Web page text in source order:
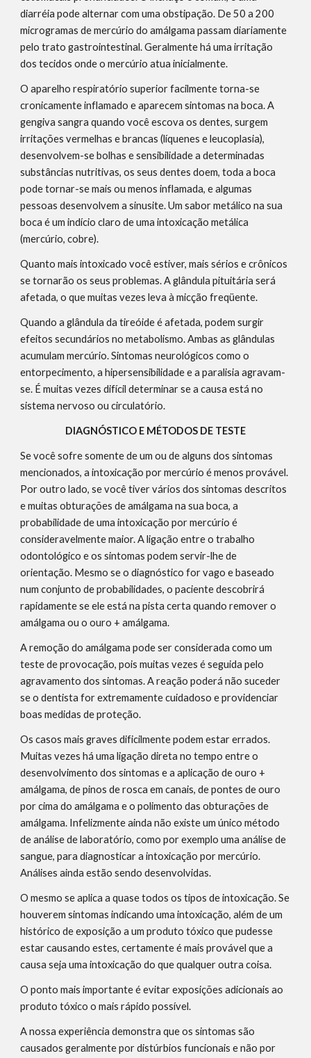
diarréia pode alternar com uma obstipação. De 50 a 200
microgramas de mercúrio do amálgama passam diariamente
pelo trato gastrointestinal. Geralmente há uma irritação
dos tecidos onde o mercúrio atua inicialmente.
O aparelho respiratório superior facilmente torna-se
cronicamente inflamado e aparecem sintomas na boca. A
gengiva sangra quando você escova os dentes, surgem
irritações vermelhas e brancas (líquenes e leucoplasia),
desenvolvem-se bolhas e sensibilidade a determinadas
substâncias nutritivas, os seus dentes doem, toda a boca
pode tornar-se mais ou menos inflamada, e algumas
pessoas desenvolvem a sinusite. Um sabor metálico na sua
boca é um indício claro de uma intoxicação metálica
(mercúrio, cobre).
Quanto mais intoxicado você estiver, mais sérios e crônicos
se tornarão os seus problemas. A glândula pituitária será
afetada, o que muitas vezes leva à micção freqüente.
Quando a glândula da tireóide é afetada, podem surgir
efeitos secundários no metabolismo. Ambas as glândulas
acumulam mercúrio. Sintomas neurológicos como o
entorpecimento, a hipersensibilidade e a paralisia agravam-
se. É muitas vezes difícil determinar se a causa está no
sistema nervoso ou circulatório.
DIAGNÓSTICO E MÉTODOS DE TESTE
Se você sofre somente de um ou de alguns dos sintomas
mencionados, a intoxicação por mercúrio é menos provável.
Por outro lado, se você tiver vários dos sintomas descritos
e muitas obturações de amálgama na sua boca, a
probabilidade de uma intoxicação por mercúrio é
consideravelmente maior. A ligação entre o trabalho
odontológico e os sintomas podem servir-lhe de
orientação. Mesmo se o diagnóstico for vago e baseado
num conjunto de probabilidades, o paciente descobrirá
rapidamente se ele está na pista certa quando remover o
amálgama ou o ouro + amálgama.
A remoção do amálgama pode ser considerada como um
teste de provocação, pois muitas vezes é seguida pelo
agravamento dos sintomas. A reação poderá não suceder
se o dentista for extremamente cuidadoso e providenciar
boas medidas de proteção.
Os casos mais graves dificilmente podem estar errados.
Muitas vezes há uma ligação direta no tempo entre o
desenvolvimento dos sintomas e a aplicação de ouro +
amálgama, de pinos de rosca em canais, de pontes de ouro
por cima do amálgama e o polimento das obturações de
amálgama. Infelizmente ainda não existe um único método
de análise de laboratório, como por exemplo uma análise de
sangue, para diagnosticar a intoxicação por mercúrio.
Análises ainda estão sendo desenvolvidas.
O mesmo se aplica a quase todos os tipos de intoxicação. Se
houverem sintomas indicando uma intoxicação, além de um
histórico de exposição a um produto tóxico que pudesse
estar causando estes, certamente é mais provável que a
causa seja uma intoxicação do que qualquer outra coisa.
O ponto mais importante é evitar exposições adicionais ao
produto tóxico o mais rápido possível.
A nossa experiência demonstra que os sintomas são
causados geralmente por distúrbios funcionais e não por